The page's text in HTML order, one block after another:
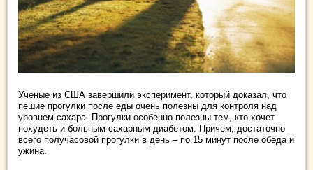
Ученые из США завершили эксперимент, который доказал, что
пешие прогулки после еды очень полезны для контроля над
уровнем сахара. Прогулки особенно полезны тем, кто хочет
похудеть и больным сахарным диабетом. Причем, достаточно
всего получасовой прогулки в день – по 15 минут после обеда и
ужина.